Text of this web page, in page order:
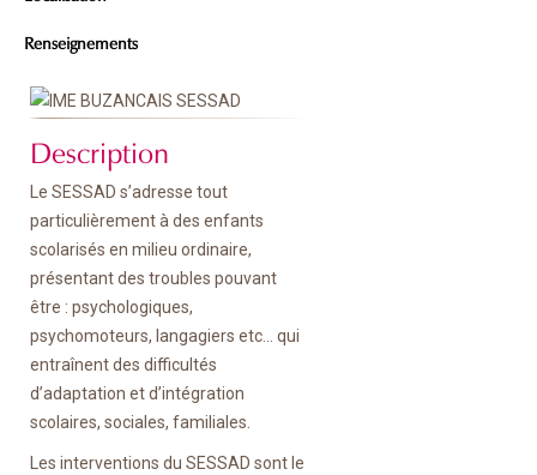
Renseignements
Description
Le SESSAD s’adresse tout
particulièrement à des enfants
scolarisés en milieu ordinaire,
présentant des troubles pouvant
être : psychologiques,
psychomoteurs, langagiers etc… qui
entraînent des difficultés
d’adaptation et d’intégration
scolaires, sociales, familiales.
Les interventions du SESSAD sont le